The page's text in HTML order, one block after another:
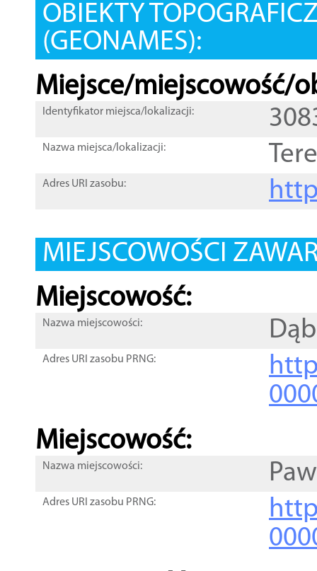
OBIEKTY
(GEONAMES):
Miejsce/miejscowość/
Identyfikator miejsca/lokalizacji:
Nazwa miejsca/lokalizacji:
Adres URI zasobu:
MIEJSCOWOŚCI
Miejscowość:
Nazwa miejscowości:
Adres URI zasobu PRNG:
Miejscowość:
Nazwa miejscowości:
Adres URI zasobu PRNG: